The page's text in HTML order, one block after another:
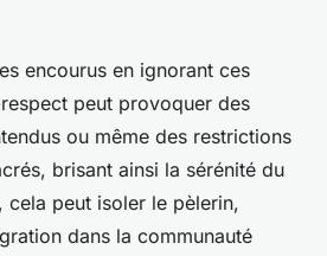
encourus en ignorant ces
peut provoquer des
ou même des restrictions
brisant ainsi la sérénité du
cela peut isoler le pèlerin,
dans la communauté